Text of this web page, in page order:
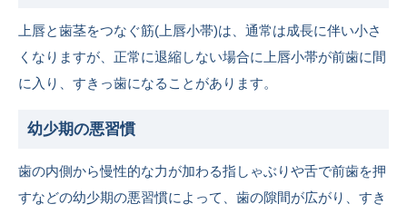
上唇と歯茎をつなぐ筋(上唇小帯)は、通常は成長に伴い小さ
くなりますが、正常に退縮しない場合に上唇小帯が前歯に間
に入り、すきっ歯になることがあります。
幼少期の悪習慣
歯の内側から慢性的な力が加わる指しゃぶりや舌で前歯を押
すなどの幼少期の悪習慣によって、歯の隙間が広がり、すき